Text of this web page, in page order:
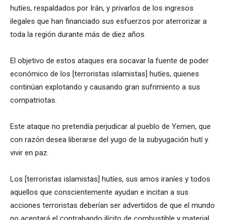
hutíes, respaldados por Irán, y privarlos de los ingresos
ilegales que han financiado sus esfuerzos por aterrorizar a
toda la región durante más de diez años.
El objetivo de estos ataques era socavar la fuente de poder
económico de los [terroristas islamistas] hutíes, quienes
continúan explotando y causando gran sufrimiento a sus
compatriotas.
Este ataque no pretendía perjudicar al pueblo de Yemen, que
con razón desea liberarse del yugo de la subyugación hutí y
vivir en paz.
Los [terroristas islamistas] hutíes, sus amos iraníes y todos
aquellos que conscientemente ayudan e incitan a sus
acciones terroristas deberían ser advertidos de que el mundo